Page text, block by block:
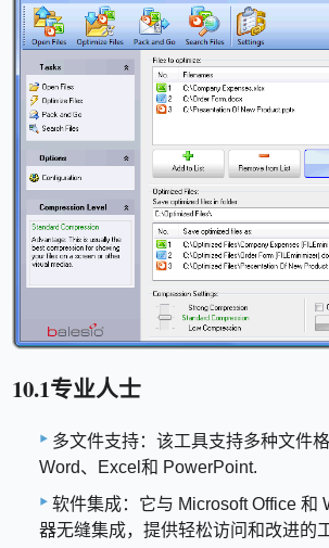
10.1专业人士
多文件支持：该工具支持多种文件
Word、Excel和 PowerPoint.
软件集成：它与 Microsoft Office 和
器无缝集成，提供轻松访问和改进的